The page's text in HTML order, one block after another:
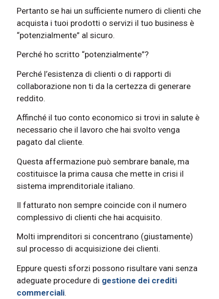
Pertanto se hai un sufficiente numero di clienti che
acquista i tuoi prodotti o servizi il tuo business è
“potenzialmente” al sicuro.
Perché ho scritto “potenzialmente”?
Perché l’esistenza di clienti o di rapporti di
collaborazione non ti da la certezza di generare
reddito.
Affinché il tuo conto economico si trovi in salute è
necessario che il lavoro che hai svolto venga
pagato dal cliente.
Questa affermazione può sembrare banale, ma
costituisce la prima causa che mette in crisi il
sistema imprenditoriale italiano.
Il fatturato non sempre coincide con il numero
complessivo di clienti che hai acquisito.
Molti imprenditori si concentrano (giustamente)
sul processo di acquisizione dei clienti.
Eppure questi sforzi possono risultare vani senza
adeguate procedure di gestione dei crediti
commerciali.